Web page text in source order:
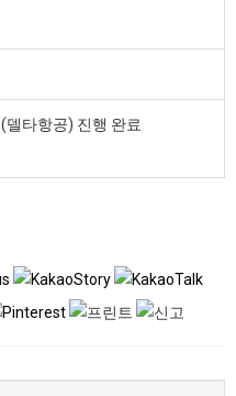
델타항공) 진행 완료